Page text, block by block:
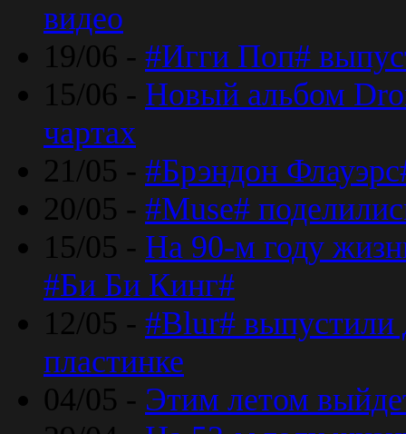
видео
19/06 - #Игги Поп#
15/06 - Новый альбом
чартах
21/05 - #Брэндон
20/05 - #Muse#
15/05 - На 90-м году
#Би Би Кинг#
12/05 - #Blur# выпустили
пластинке
04/05 - Этим летом